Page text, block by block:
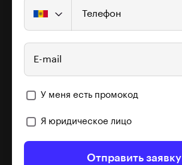
Телефон
E-mail
У меня есть промокод
Я юридическое лицо
Отправить заявку